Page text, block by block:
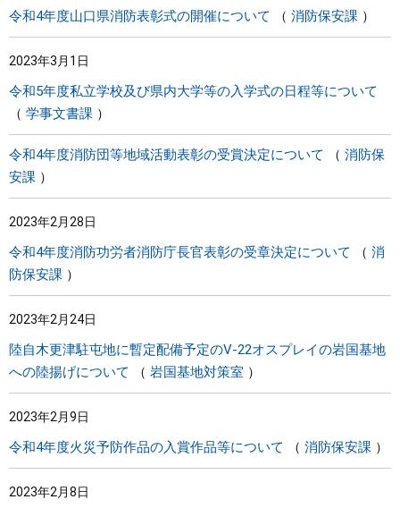
令和4年度山口県消防表彰式の開催について 消防保安課
2023年3月1日
令和5年度私立学校及び県内大学等の入学式の日程等について
学事文書課
令和4年度消防団等地域活動表彰の受賞決定について
消防保
安課
2023年2月28日
令和4年度消防功労者消防庁長官表彰の受章決定について
消
防保安課
2023年2月24日
陸自木更津駐屯地に暫定配備予定のV-22オスプレイの岩国基地
への陸揚げについて
岩国基地対策室
2023年2月9日
令和4年度火災予防作品の入賞作品等について 消防保安課
2023年2月8日